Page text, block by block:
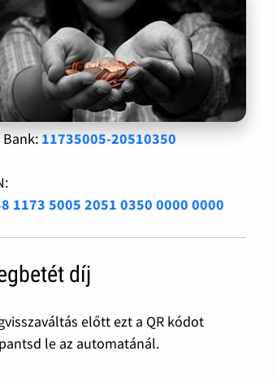
Bank: 11735005-20510350
1173 5005 2051 0350 0000 0000
díj
előtt ezt a QR kódot
le az automatánál.